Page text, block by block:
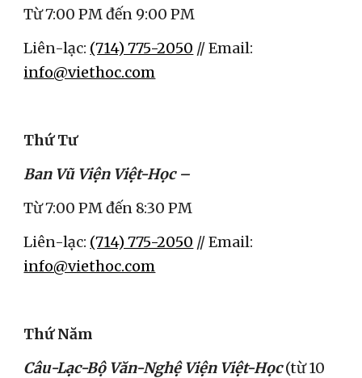
Từ 7:00 PM đến 9:00 PM
Liên-lạc: (714) 775-2050
info@viethoc.com
Thứ Tư
Ban Vũ Viện Việt-Học –
Từ 7:00 PM đến 8:30 PM
Liên-lạc: (714) 775-2050
info@viethoc.com
Thứ Năm
Câu-Lạc-Bộ Văn-Nghệ Viện Việt-Học (từ 10